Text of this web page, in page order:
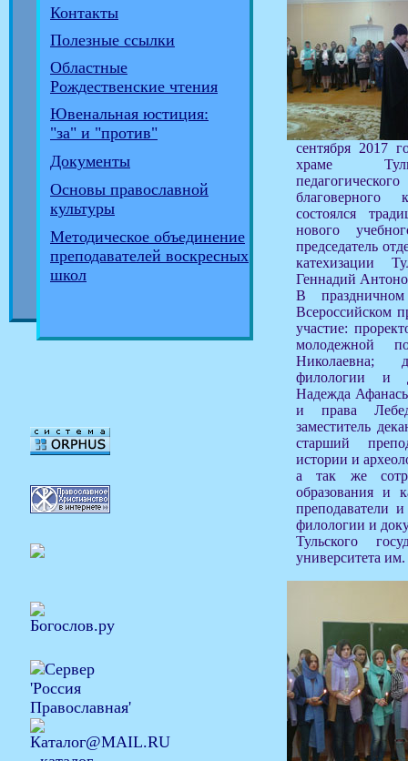
Контакты
Полезные ссылки
Областные
Рождественские чтения
Ювенальная юстиция:
"за" и "против"
Документы
Основы православной
культуры
Методическое объединение
преподавателей воскресных
школ
сентября 2017
храме
благоверного
состоялся
нового
председатель
катехизации
Геннадий
В
Всероссийском
участие:
молодежной
Николаевна;
филологии и
Надежда
и права
заместитель
старший
истории и
а так же
образования и
преподаватели
филологии и
Тульского
университета